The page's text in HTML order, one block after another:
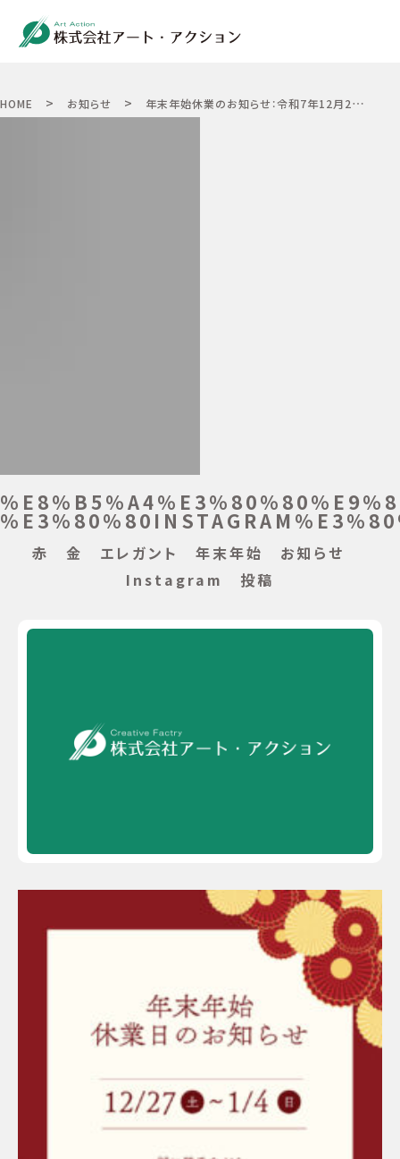
HOME > お知らせ > 年末年始休業のお知らせ：令和7年12月27日（土）〜令和8年1月4日（日）までとなります。
赤 金 エレガント 年末年始 お知らせ
Instagram 投稿